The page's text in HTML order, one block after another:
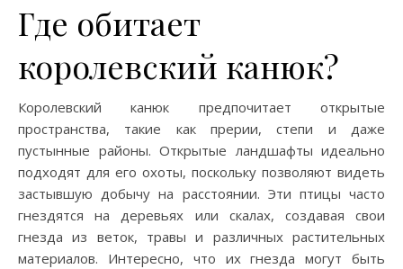
Где обитает
королевский канюк?
Королевский канюк предпочитает открытые
пространства, такие как прерии, степи и даже
пустынные районы. Открытые ландшафты идеально
подходят для его охоты, поскольку позволяют видеть
застывшую добычу на расстоянии. Эти птицы часто
гнездятся на деревьях или скалах, создавая свои
гнезда из веток, травы и различных растительных
материалов. Интересно, что их гнезда могут быть